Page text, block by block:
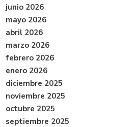
junio 2026
mayo 2026
abril 2026
marzo 2026
febrero 2026
enero 2026
diciembre 2025
noviembre 2025
octubre 2025
septiembre 2025